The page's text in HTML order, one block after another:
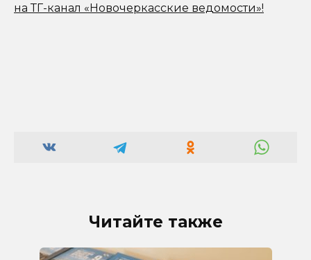
на ТГ-канал «Новочеркасские ведомости»!
Читайте также